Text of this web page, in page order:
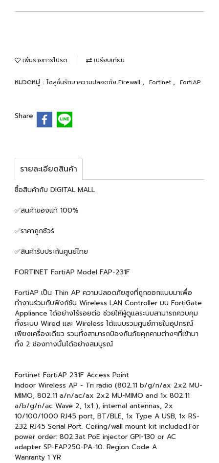
เพิ่มรายการโปรด เปรียบเทียบ
หมวดหมู่ : โซลูชั่นรักษาความปลอดภัย Firewall , Fortinet , FortiAP
Share
รายละเอียดสินค้า
ซื้อสินค้ากับ DIGITAL MALL
✅สินค้าของแท้ 100%
✅ราคาถูกชัวร์
✅สินค้ารับประกันศูนย์ไทย
FORTINET FortiAP Model FAP-231F
FortiAP เป็น Thin AP ความปลอดภัยสูงที่ถูกออกแบบมาเพื่อ
ทำงานร่วมกับฟังก์ชัน Wireless LAN Controller บน FortiGate
Appliance ได้อย่างไร้รอยต่อ ช่วยให้ผู้ดูแลระบบสามารถควบคุม
ทั้งระบบ Wired และ Wireless ได้แบบรวมศูนย์ภายในอุปกรณ์
เพียงเครื่องเดียว รวมทั้งสามารถป้องกันภัยคุกคามต่างๆที่เข้ามา
ทั้ง 2 ช่องทางนั้นได้อย่างสมบูรณ์
Fortinet FortiAP 231F Access Point
Indoor Wireless AP - Tri radio (802.11 b/g/n/ax 2x2 MU-
MIMO, 802.11 a/n/ac/ax 2x2 MU-MIMO and 1x 802.11
a/b/g/n/ac Wave 2, 1x1 ), internal antennas, 2x
10/100/1000 RJ45 port, BT/BLE, 1x Type A USB, 1x RS-
232 RJ45 Serial Port. Ceiling/wall mount kit included.For
power order: 802.3at PoE injector GPI-130 or AC
adapter SP-FAP250-PA-10. Region Code A
Wanranty 1 YR